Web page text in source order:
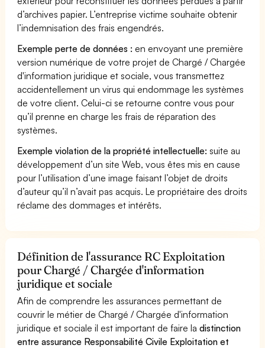
d’archives papier. L’entreprise victime souhaite obtenir
l’indemnisation des frais engendrés.
Exemple perte de données : en envoyant une première
version numérique de votre projet de Chargé / Chargée
d'information juridique et sociale, vous transmettez
accidentellement un virus qui endommage les systèmes
de votre client. Celui-ci se retourne contre vous pour
qu’il prenne en charge les frais de réparation des
systèmes.
Exemple violation de la propriété intellectuelle: suite au
développement d’un site Web, vous êtes mis en cause
pour l’utilisation d’une image faisant l’objet de droits
d’auteur qu’il n’avait pas acquis. Le propriétaire des droits
réclame des dommages et intérêts.
Définition de l'assurance RC Exploitation
pour Chargé / Chargée d'information
juridique et sociale
Afin de comprendre les assurances permettant de
couvrir le métier de Chargé / Chargée d'information
juridique et sociale il est important de faire ladistinction
entre assurance Responsabilité Civile Exploitation et